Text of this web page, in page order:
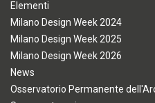
Elementi
Milano Design Week 2024
Milano Design Week 2025
Milano Design Week 2026
News
Osservatorio Permanente